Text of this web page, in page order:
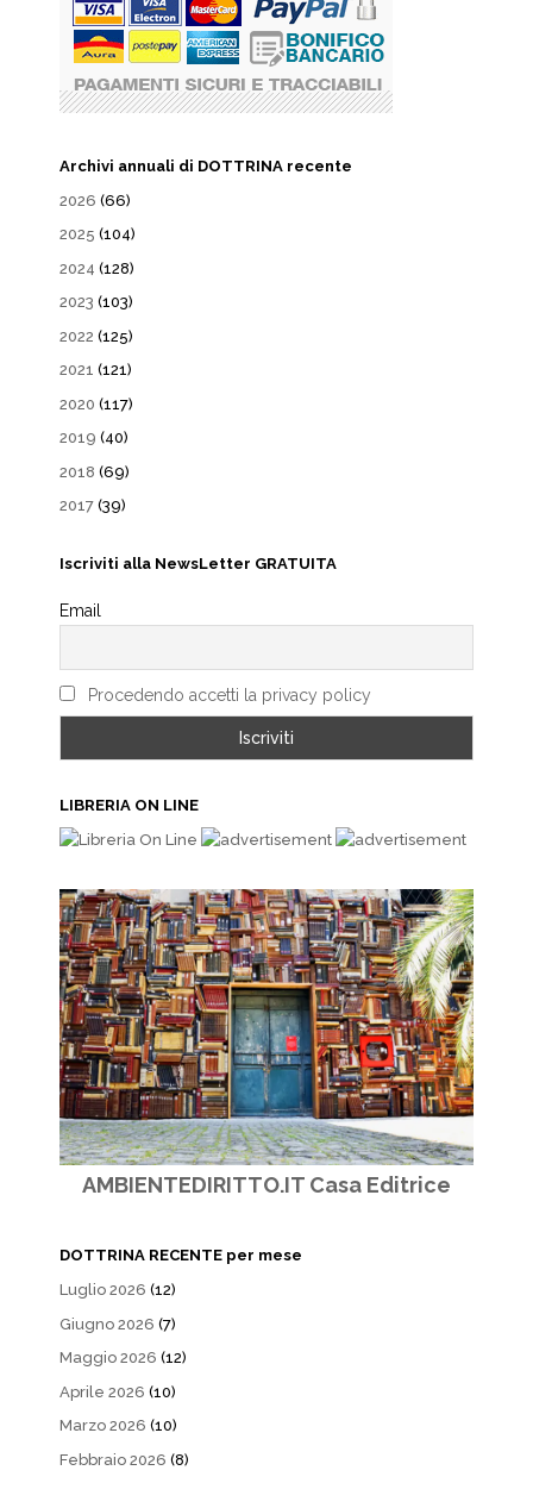
Archivi annuali di DOTTRINA recente
2026 (66)
2025 (104)
2024 (128)
2023 (103)
2022 (125)
2021 (121)
2020 (117)
2019 (40)
2018 (69)
2017 (39)
Iscriviti alla NewsLetter GRATUITA
Email
Procedendo accetti la privacy policy
LIBRERIA ON LINE
AMBIENTEDIRITTO.IT Casa Editrice
DOTTRINA RECENTE per mese
Luglio 2026 (12)
Giugno 2026 (7)
Maggio 2026 (12)
Aprile 2026 (10)
Marzo 2026 (10)
Febbraio 2026 (8)